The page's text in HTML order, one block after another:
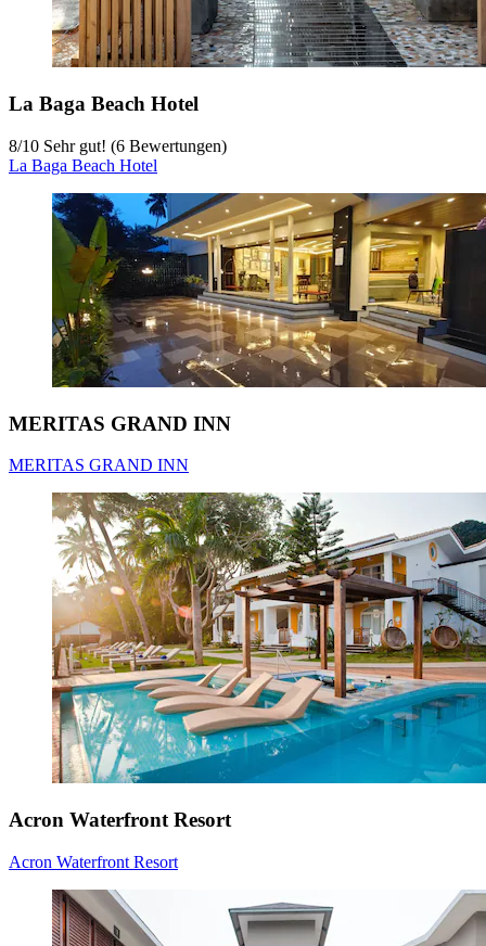
La Baga Beach Hotel
8/10 Sehr gut! (6 Bewertungen)
La Baga Beach Hotel
MERITAS GRAND INN
MERITAS GRAND INN
Acron Waterfront Resort
Acron Waterfront Resort